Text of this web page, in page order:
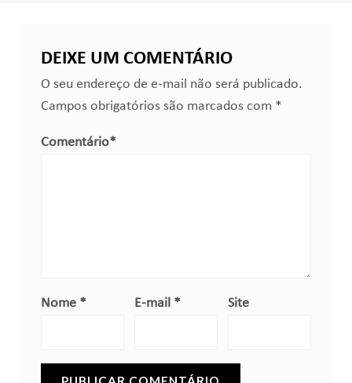
DEIXE UM COMENTÁRIO
O seu endereço de e-mail não será publicado.
Campos obrigatórios são marcados com *
Comentário*
Nome * E-mail * Site